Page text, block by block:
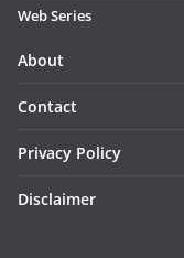
Web Series
About
Contact
Privacy Policy
Disclaimer